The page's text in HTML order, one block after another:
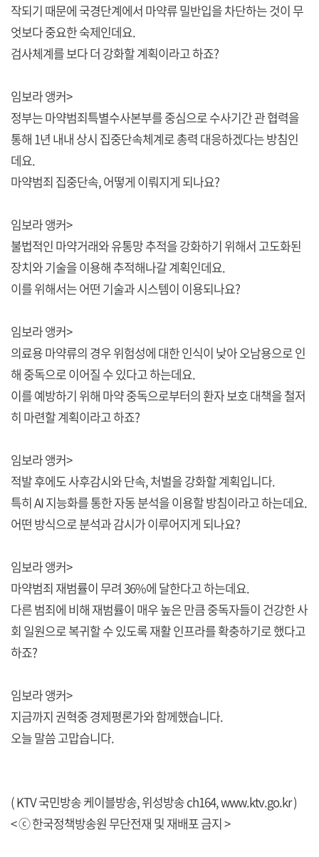
작되기 때문에 국경단계에서 마약류 밀반입을 차단하는 것이 무
엇보다 중요한 숙제인데요.
검사체계를 보다 더 강화할 계획이라고 하죠?
임보라 앵커>
정부는 마약범죄특별수사본부를 중심으로 수사기간 관 협력을
통해 1년 내내 상시 집중단속체계로 총력 대응하겠다는 방침인
데요.
마약범죄 집중단속, 어떻게 이뤄지게 되나요?
임보라 앵커>
불법적인 마약거래와 유통망 추적을 강화하기 위해서 고도화된
장치와 기술을 이용해 추적해나갈 계획인데요.
이를 위해서는 어떤 기술과 시스템이 이용되나요?
임보라 앵커>
의료용 마약류의 경우 위험성에 대한 인식이 낮아 오남용으로 인
해 중독으로 이어질 수 있다고 하는데요.
이를 예방하기 위해 마약 중독으로부터의 환자 보호 대책을 철저
히 마련할 계획이라고 하죠?
임보라 앵커>
적발 후에도 사후감시와 단속, 처벌을 강화할 계획입니다.
특히 AI 지능화를 통한 자동 분석을 이용할 방침이라고 하는데요.
어떤 방식으로 분석과 감시가 이루어지게 되나요?
임보라 앵커>
마약범죄 재범률이 무려 36%에 달한다고 하는데요.
다른 범죄에 비해 재범률이 매우 높은 만큼 중독자들이 건강한 사
회 일원으로 복귀할 수 있도록 재활 인프라를 확충하기로 했다고
하죠?
임보라 앵커>
지금까지 권혁중 경제평론가와 함께했습니다.
오늘 말씀 고맙습니다.
( KTV 국민방송 케이블방송, 위성방송 ch164,www.ktv.go.kr)
< ⓒ 한국정책방송원 무단전재 및 재배포 금지 >